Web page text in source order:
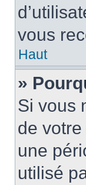
vous
Haut
»
Si vous
de
une
utilisé